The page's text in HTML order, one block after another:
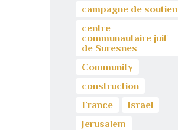
campagne de soutien
centre
communautaire juif
de Suresnes
Community
construction
France
Israel
Jerusalem